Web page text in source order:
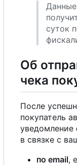
суток
Об
чека
После
покупатель
уведомление
в связке с
по email,